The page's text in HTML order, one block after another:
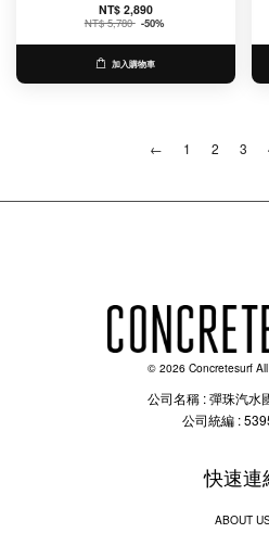
NT$ 2,890
NT$ 5,780 -50%
加入購物車
← 1 2 3
© 2026 Concretesurf
公司名稱 : 彈珠汽水
公司統編 :
快速連
ABOUT